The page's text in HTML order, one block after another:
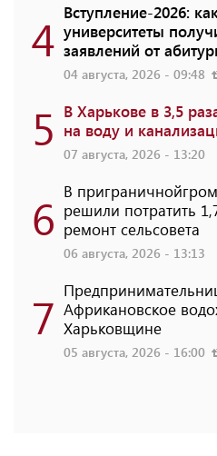
4 Вступление-2026:
университеты
заявлений от
04 августа, 2026 - 09:48
5 В Харькове в 3,5
на воду и
07 августа, 2026 - 13:20
6 В
решили потратить
ремонт сельсовета
06 августа, 2026 - 13:13
7 Африкановское
Харьковщине
05 августа, 2026 - 16:00